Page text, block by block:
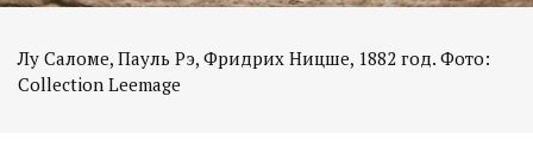
Лу Саломе, Пауль Рэ, Фридрих Ницше, 1882 год. Фото:
Collection Leemage